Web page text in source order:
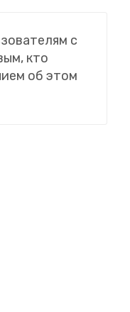
с
кто
об этом